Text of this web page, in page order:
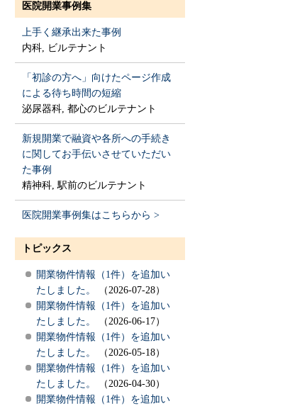
医院開業事例集
上手く継承出来た事例
内科, ビルテナント
「初診の方へ」向けたページ作成
による待ち時間の短縮
泌尿器科, 都心のビルテナント
新規開業で融資や各所への手続き
に関してお手伝いさせていただい
た事例
精神科, 駅前のビルテナント
医院開業事例集はこちらから >
トピックス
開業物件情報（1件）を追加い
たしました。
（2026-07-28）
開業物件情報（1件）を追加い
たしました。
（2026-06-17）
開業物件情報（1件）を追加い
たしました。
（2026-05-18）
開業物件情報（1件）を追加い
たしました。
（2026-04-30）
開業物件情報（1件）を追加い